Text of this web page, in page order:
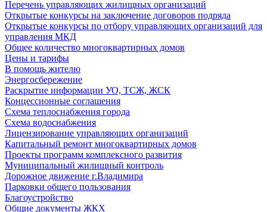
Перечень управляющих жилищных организаций
Открытые конкурсы на заключение договоров подряда
Открытые конкурсы по отбору управляющих организаций для
управления МКД
Общее количество многоквартирных домов
Цены и тарифы
В помощь жителю
Энергосбережение
Раскрытие информации УО, ТСЖ, ЖСК
Концессионные соглашения
Схема теплоснабжения города
Схема водоснабжения
Лицензирование управляющих организаций
Капитальный ремонт многоквартирных домов
Проекты программ комплексного развития
Муниципальный жилищный контроль
Дорожное движение г.Владимира
Парковки общего пользования
Благоустройство
Общие документы ЖКХ